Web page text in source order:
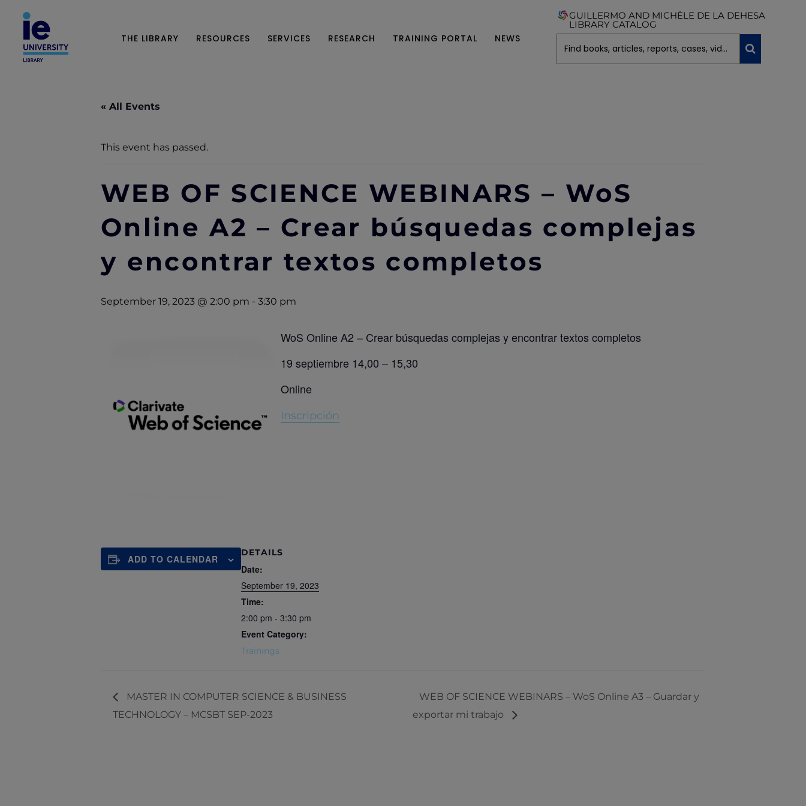
THE LIBRARY RESOURCES SERVICES RESEARCH TRAINING PORTAL NEWS
GUILLERMO AND MICHÈLE DE LA DEHESA
LIBRARY CATALOG
« All Events
This event has passed.
WEB OF SCIENCE WEBINARS – WoS
Online A2 – Crear búsquedas complejas
y encontrar textos completos
September 19, 2023 @ 2:00 pm - 3:30 pm
WoS Online A2 – Crear búsquedas complejas y encontrar textos completos
19 septiembre 14,00 – 15,30
Online
Inscripción
ADD TO CALENDAR
DETAILS
Date:
September 19, 2023
Time:
2:00 pm - 3:30 pm
Event Category:
Trainings
MASTER IN COMPUTER SCIENCE & BUSINESS
TECHNOLOGY – MCSBT SEP-2023
WEB OF SCIENCE WEBINARS – WoS Online A3 – Guardar y
exportar mi trabajo